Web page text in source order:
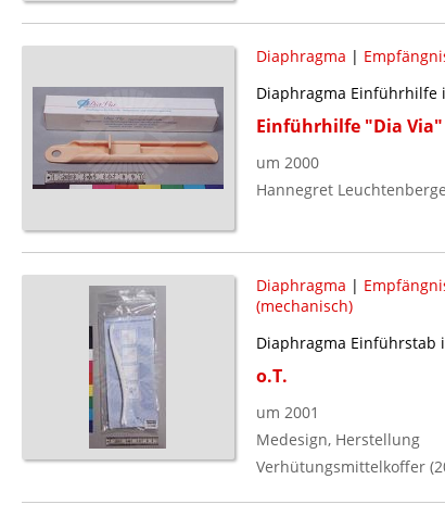
Diaphragma |
Diaphragma Einführhilfe
Einführhilfe "Dia Via"
um 2000
Hannegret
Diaphragma |
(mechanisch)
Diaphragma Einführstab
o.T.
um 2001
Medesign, Herstellung
Verhütungsmittelkoffer